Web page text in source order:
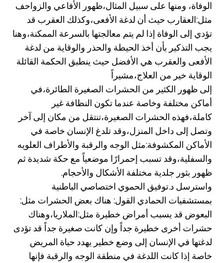
الوفاة، ومنها على سبيل المثال،ظهور الأفاعي والزواحف
مثل:العقارب حيث أن لدغة الأفعى،وكذلك العقرب قد
تؤدي إلى الوفاة إذا لم يتم معالجتها بالسرعة الممكنة،وهنا
يجب التذكير بأن أخذ الحيطة والحذر والوقاية من لدغة
الأفعى والعقرب هي الأفضل حيث ينطبق الحكمة القائلة
الوقاية خير من العلاج،مشيراً
إلى ظهور الكثير من الحشرات الصغيرة الطائرة،في
أماكن مختلفة وخاصة عندما تكون النظافة غير
كاملة،فهذه الحشرات الصغيرة،تنتقل من مكان إلى آخر
وتصل إلى داخل المنزل،وقد تلدغ الإنسان خاصة في
الأماكن المكشوفة:مثل الوجه والرقبة والأطراف العلويه
والسفلية،وقد تسبب إحمرارًا موضعياً مع حكة شديدة ثم
ظهور بثور جلدية مختلفة الأشكال والأحجام.
واسترسل د.توفيق الحموي اختصاصي الباطنية
بمستشفيات الحمادي القول: هناك بعض الحشرات مثل:
البعوض قد يسبب أمراض خطيرة مثل:الملاريا،وهناك
حشرات أخرى خطيرة جداً وإن كانت صغيرة جداً قد تؤدى
لدغتها في الإنسان ⁠⁠إلى وضع خطير يهدد حياة المريض
خاصة إذا كانت اللدغة في منطقة الوجه والرقبة فإنها